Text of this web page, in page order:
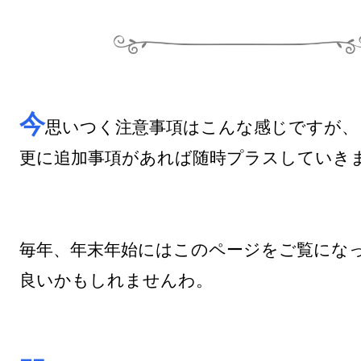
今思いつく注意事項はこんな感じですが、
更に追加事項があれば随時プラスしていき
毎年、年末年始にはこのページをご覧にな
良いかもしれませんわ。